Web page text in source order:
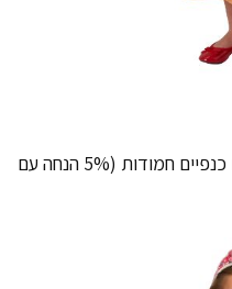
עם כנפיים חמודות (5% הנחה עם